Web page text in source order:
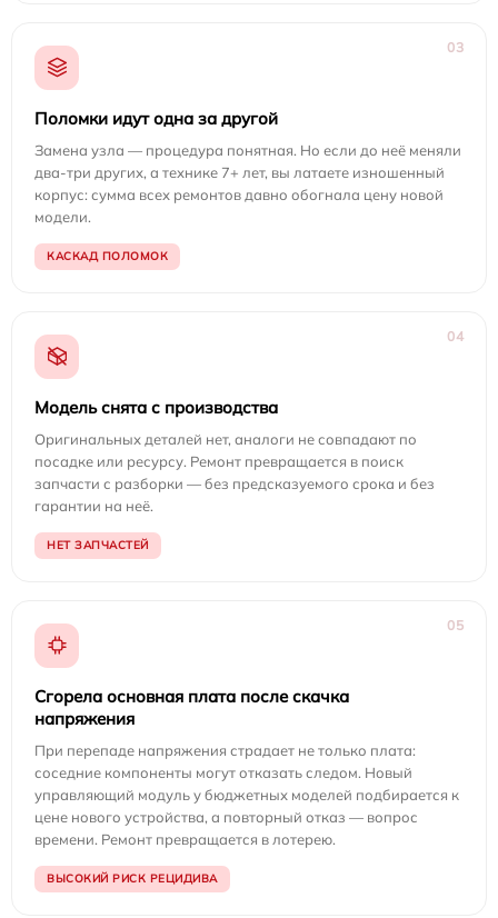
03
Поломки идут одна за другой
Замена узла — процедура понятная. Но если до неё меняли
два-три других, а технике 7+ лет, вы латаете изношенный
корпус: сумма всех ремонтов давно обогнала цену новой
модели.
КАСКАД ПОЛОМОК
04
Модель снята с производства
Оригинальных деталей нет, аналоги не совпадают по
посадке или ресурсу. Ремонт превращается в поиск
запчасти с разборки — без предсказуемого срока и без
гарантии на неё.
НЕТ ЗАПЧАСТЕЙ
05
Сгорела основная плата после скачка
напряжения
При перепаде напряжения страдает не только плата:
соседние компоненты могут отказать следом. Новый
управляющий модуль у бюджетных моделей подбирается к
цене нового устройства, а повторный отказ — вопрос
времени. Ремонт превращается в лотерею.
ВЫСОКИЙ РИСК РЕЦИДИВА